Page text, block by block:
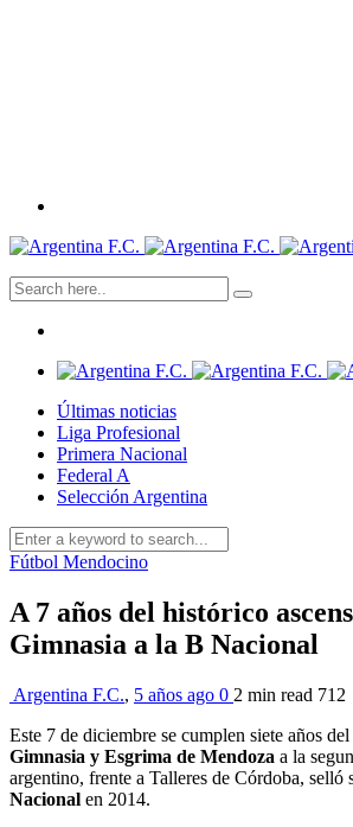
Últimas noticias
Liga Profesional
Primera Nacional
Federal A
Selección Argentina
Fútbol Mendocino
A 7 años del histórico
Gimnasia a la B Nacional
Argentina F.C., 5 años ago 0 2 min read 712
Este 7 de diciembre se cumplen siete años
Gimnasia y Esgrima de Mendoza a la
argentino, frente a Talleres de Córdoba, selló
Nacional en 2014.